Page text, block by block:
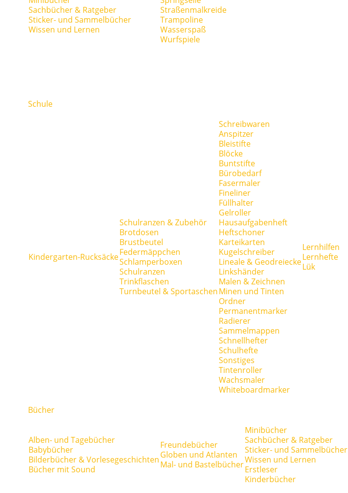
Sachbücher & Ratgeber
Sticker- und Sammelbücher
Wissen und Lernen
Straßenmalkreide
Trampoline
Wasserspaß
Wurfspiele
Schule
Kindergarten-Rucksäcke
Schulranzen & Zubehör
Brotdosen
Brustbeutel
Federmäppchen
Schlamperboxen
Schulranzen
Trinkflaschen
Turnbeutel & Sportaschen
Schreibwaren
Anspitzer
Bleistifte
Blöcke
Buntstifte
Bürobedarf
Fasermaler
Fineliner
Füllhalter
Gelroller
Hausaufgabenheft
Heftschoner
Karteikarten
Kugelschreiber
Lineale & Geodreiecke
Linkshänder
Malen & Zeichnen
Minen und Tinten
Ordner
Permanentmarker
Radierer
Sammelmappen
Schnellhefter
Schulhefte
Sonstiges
Tintenroller
Wachsmaler
Whiteboardmarker
Lernhilfen
Lernhefte
Lük
Bücher
Alben- und Tagebücher
Babybücher
Bilderbücher & Vorlesegeschichten
Bücher mit Sound
Freundebücher
Globen und Atlanten
Mal- und Bastelbücher
Minibücher
Sachbücher & Ratgeber
Sticker- und Sammelbücher
Wissen und Lernen
Erstleser
Kinderbücher